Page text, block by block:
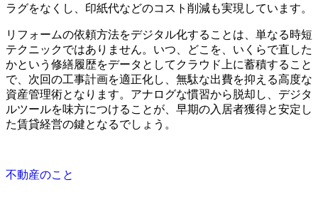
ラグをなくし、印紙代などのコスト削減も実現しています。
リフォームの依頼方法をデジタル化することは、単なる時短
テクニックではありません。いつ、どこを、いくらで直した
かという修繕履歴をデータとしてクラウド上に蓄積すること
で、次回の工事計画を適正化し、無駄な出費を抑える高度な
資産管理術となります。アナログな慣習から脱却し、デジタ
ルツールを味方につけることが、早期の入居者獲得と安定し
た賃貸経営の鍵となるでしょう。
不動産のこと